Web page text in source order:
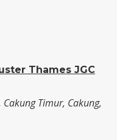
Thames JGC
Timur, Cakung,